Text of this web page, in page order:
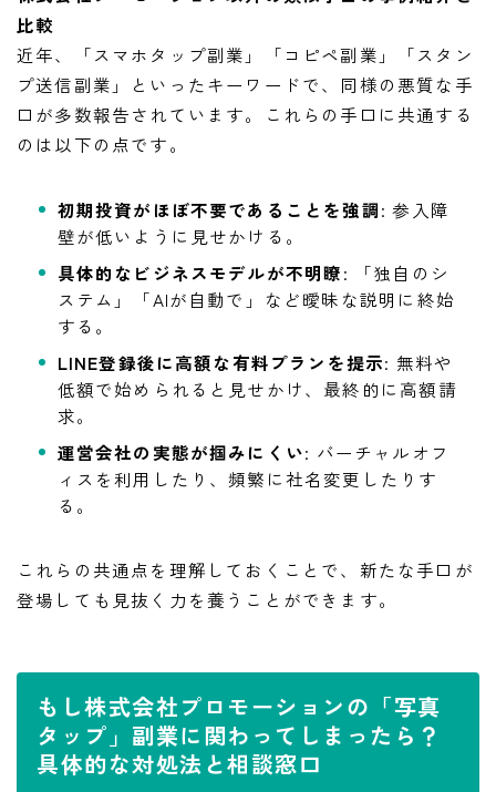
比較
近年、「スマホタップ副業」「コピペ副業」「スタン
プ送信副業」といったキーワードで、同様の悪質な手
口が多数報告されています。これらの手口に共通する
のは以下の点です。
初期投資がほぼ不要であることを強調: 参入障
壁が低いように見せかける。
具体的なビジネスモデルが不明瞭: 「独自のシ
ステム」「AIが自動で」など曖昧な説明に終始
する。
LINE登録後に高額な有料プランを提示: 無料や
低額で始められると見せかけ、最終的に高額請
求。
運営会社の実態が掴みにくい: バーチャルオフ
ィスを利用したり、頻繁に社名変更したりす
る。
これらの共通点を理解しておくことで、新たな手口が
登場しても見抜く力を養うことができます。
もし株式会社プロモーションの「写真
タップ」副業に関わってしまったら？
具体的な対処法と相談窓口